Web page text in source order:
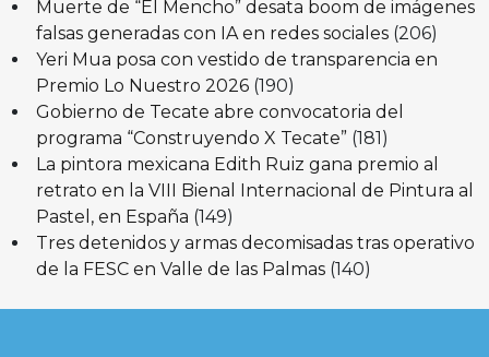
Muerte de “El Mencho” desata boom de imágenes
falsas generadas con IA en redes sociales (206)
Yeri Mua posa con vestido de transparencia en
Premio Lo Nuestro 2026 (190)
Gobierno de Tecate abre convocatoria del
programa “Construyendo X Tecate” (181)
La pintora mexicana Edith Ruiz gana premio al
retrato en la VIII Bienal Internacional de Pintura al
Pastel, en España (149)
Tres detenidos y armas decomisadas tras operativo
de la FESC en Valle de las Palmas (140)